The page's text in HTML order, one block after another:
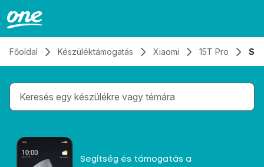
Főoldal Készüléktámogatás Xiaomi 15T Pro
Gépelés közben megjelennek a keresési
Segítség és támogatás a